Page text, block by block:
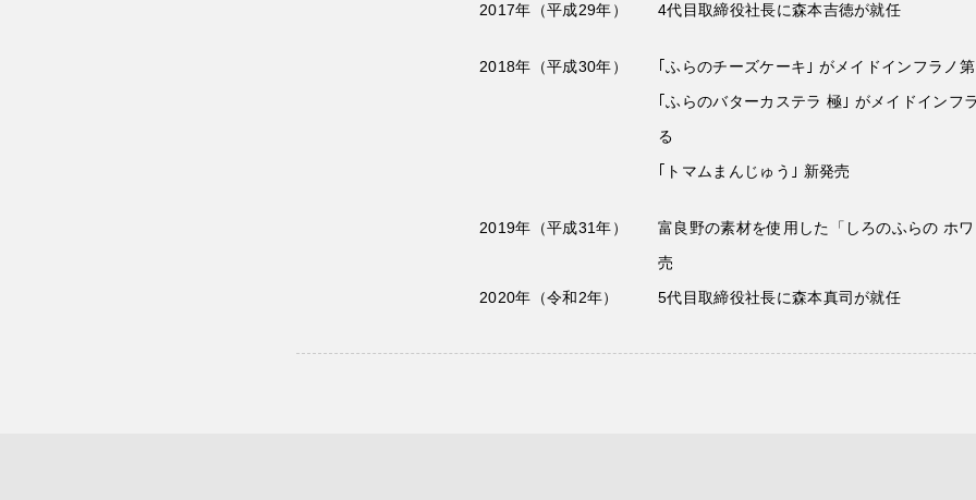
2017年（平成29年） 4代目取締役社長に森本吉徳が就任
2018年（平成30年）
｢ふらのチーズケーキ｣ がメイドインフラノ
｢ふらのバターカステラ 極｣ がメイドインフ
る
｢トマムまんじゅう｣ 新発売
2019年（平成31年）
富良野の素材を使用した「しろのふらの ホ
売
2020年（令和2年）
5代目取締役社長に森本真司が就任